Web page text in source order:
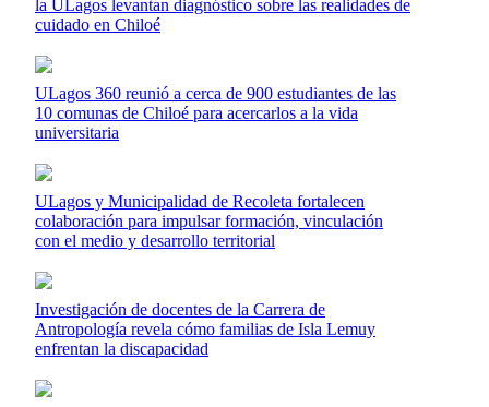
la ULagos levantan diagnóstico sobre las realidades de
cuidado en Chiloé
ULagos 360 reunió a cerca de 900 estudiantes de las
10 comunas de Chiloé para acercarlos a la vida
universitaria
ULagos y Municipalidad de Recoleta fortalecen
colaboración para impulsar formación, vinculación
con el medio y desarrollo territorial
Investigación de docentes de la Carrera de
Antropología revela cómo familias de Isla Lemuy
enfrentan la discapacidad